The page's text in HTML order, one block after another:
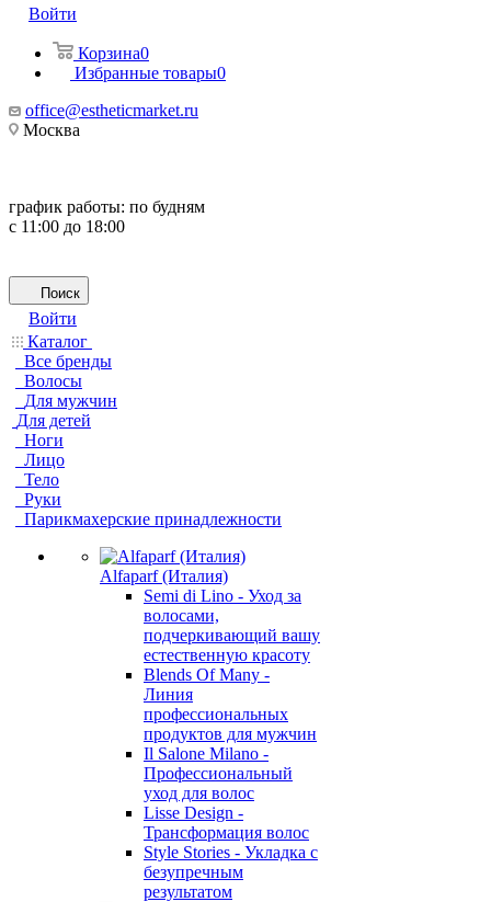
Войти
Корзина0
Избранные товары0
office@estheticmarket.ru
Москва
график работы: по будням
с 11:00 до 18:00
Поиск
Войти
Каталог
Все бренды
Волосы
Для мужчин
Для детей
Ноги
Лицо
Тело
Руки
Парикмахерские принадлежности
Alfaparf (Италия)
Semi di Lino - Уход за
волосами,
подчеркивающий вашу
естественную красоту
Blends Of Many -
Линия
профессиональных
продуктов для мужчин
Il Salone Milano -
Профессиональный
уход для волос
Lisse Design -
Трансформация волос
Style Stories - Укладка с
безупречным
результатом